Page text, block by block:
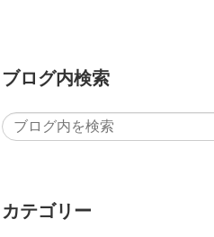
ブログ内検索
カテゴリー